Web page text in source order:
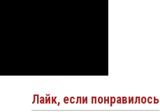
Лайк, если понравилось